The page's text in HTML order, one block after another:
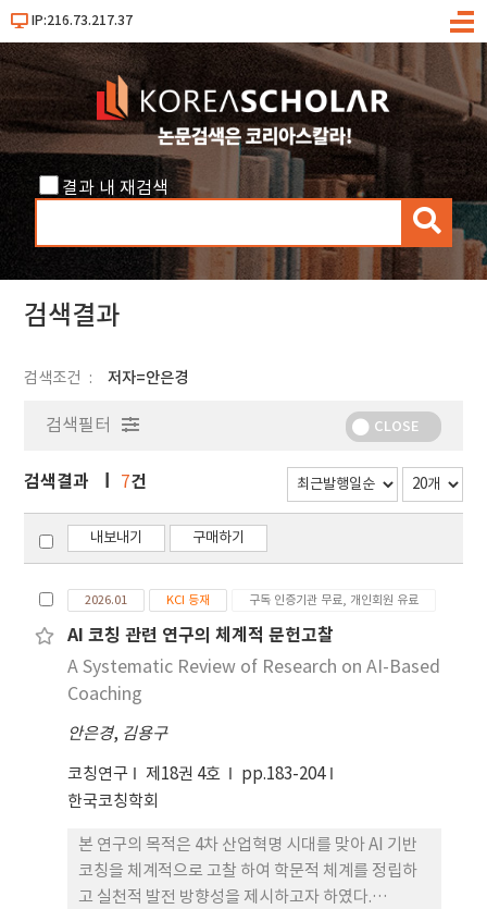
IP:216.73.217.37
메
결과 내 재검색
검
색
검색결과
검색조건 저자=안은경
검색필터 CLOSE
검색결과 7건
내보내기 구매하기
2026.01 KCI 등재 구독 인증기관 무료, 개인회원 유료
AI 코칭 관련 연구의 체계적 문헌고찰
A Systematic Review of Research on AI-Based
Coaching
안은경, 김용구
코칭연구 제18권 4호
pp.183-204
한국코칭학회
본 연구의 목적은 4차 산업혁명 시대를 맞아 AI 기반
코칭을 체계적으로 고찰 하여 학문적 체계를 정립하
고 실천적 발전 방향성을 제시하고자 하였다.